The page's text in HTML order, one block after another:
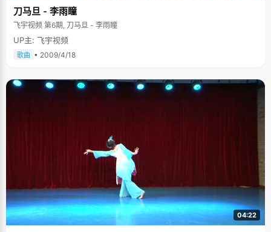
刀马旦 - 李雨瞳
飞宇视频 第6期, 刀马旦 - 李雨瞳
UP主: 飞宇视频
歌曲 • 2009/4/18
04:22